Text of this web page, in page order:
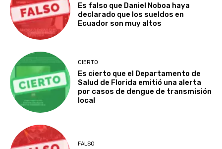
Es falso que Daniel Noboa haya
declarado que los sueldos en
Ecuador son muy altos
CIERTO
Es cierto que el Departamento de
Salud de Florida emitió una alerta
por casos de dengue de transmisión
local
FALSO